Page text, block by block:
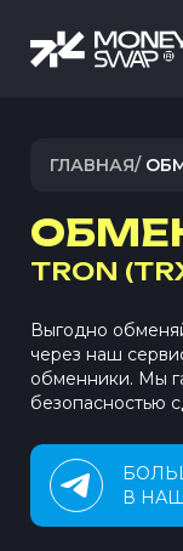
ГЛАВНАЯ/
TRON
Выгодно
через наш
обменники. Мы
безопасностью
В